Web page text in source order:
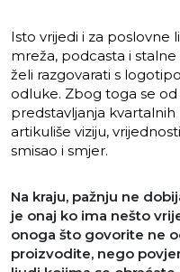
Isto vrijedi i za poslovne
mreža, podcasta i
želi razgovarati s
odluke. Zbog toga se od
predstavljanja
artikuliše viziju,
smisao i smjer.
Na kraju, pažnju ne
je onaj ko ima nešto
onoga što govorite ne
proizvodite, nego